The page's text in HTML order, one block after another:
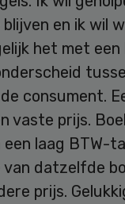
en ik wil
het met een
consument.
vaste prijs.
een laag BTW-
van datzelfde
prijs.